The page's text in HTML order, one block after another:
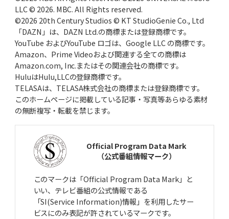
LLC © 2026. MBC. All Rights reserved.
©2026 20th Century Studios © KT StudioGenie Co., Ltd
「DAZN」は、DAZN Ltd.の商標または登録商標です。
YouTube およびYouTube ロゴは、Google LLC の商標です。
Amazon、Prime Videoおよび関連する全ての商標は
Amazon.com, Inc.またはその関連会社の商標です。
HuluはHulu,LLCの登録商標です。
TELASAは、TELASA株式会社の商標または登録商標です。
このホームページに掲載している記事・写真等あらゆる素材
の無断複写・転載を禁じます。
Official Program Data Mark
（公式番組情報マーク）
このマークは「Official Program Data Mark」と
いい、テレビ番組の公式情報である
「SI(Service Information)情報」を利用したサー
ビスにのみ表記が許されているマークです。